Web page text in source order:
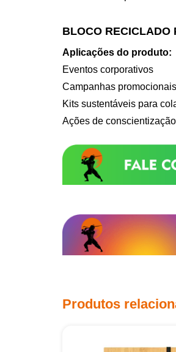
BLOCO RECICLADO
Aplicações do produto:
Eventos corporativos
Campanhas promocionais
Kits sustentáveis para
Ações de
Produtos